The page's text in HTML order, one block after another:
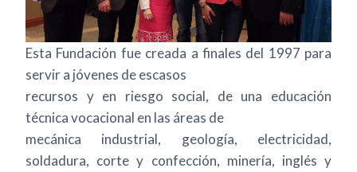
Esta Fundación fue creada a finales del 1997 para
servir a jóvenes de escasos
recursos y en riesgo social, de una educación
técnica vocacional en las áreas de
mecánica industrial, geología, electricidad,
soldadura, corte y confección, minería, inglés y